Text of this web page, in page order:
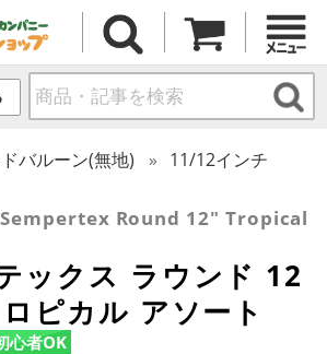
バルーン(無地)
11/12インチ
Sempertex Round 12" Tropical
ックス ラウンド 12
ピカル アソート
心者OK